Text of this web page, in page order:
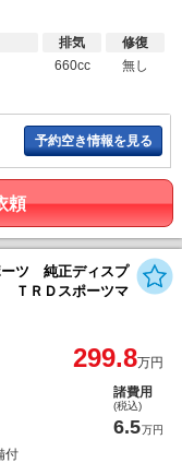
排気
660cc
修復
無し
予約空き情報を見る
頼
ツ 純正ディスプ
ＴＲＤスポーツマ
299.8万円
諸費用
(税込)
6.5万円
付